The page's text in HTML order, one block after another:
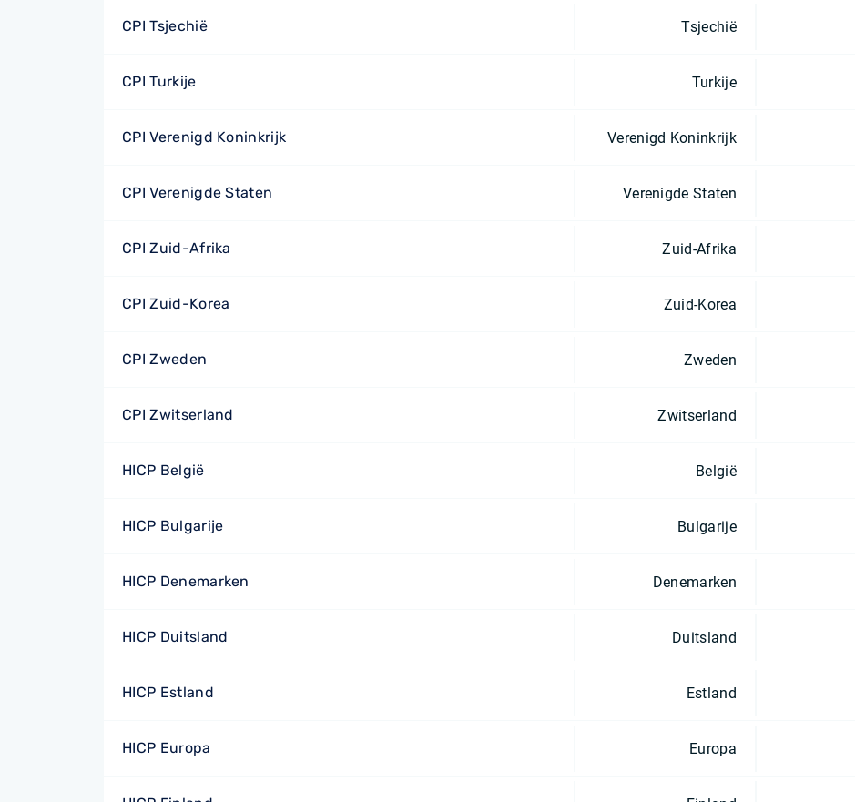
CPI Tsjechië Tsjechië
CPI Turkije Turkije
CPI Verenigd Koninkrijk Verenigd Koninkrijk
CPI Verenigde Staten Verenigde Staten
CPI Zuid-Afrika Zuid-Afrika
CPI Zuid-Korea Zuid-Korea
CPI Zweden Zweden
CPI Zwitserland Zwitserland
HICP België België
HICP Bulgarije Bulgarije
HICP Denemarken Denemarken
HICP Duitsland Duitsland
HICP Estland Estland
HICP Europa Europa